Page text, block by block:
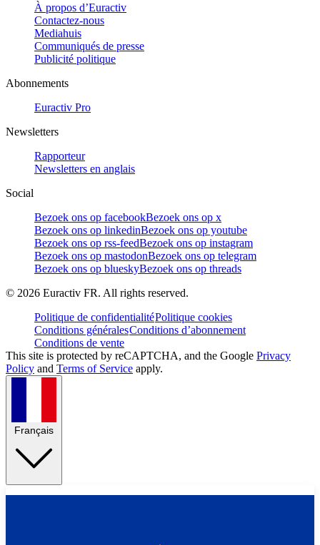
À propos d’Euractiv
Contactez-nous
Mediahuis
Communiqués de presse
Publicité politique
Abonnements
Euractiv Pro
Newsletters
Rapporteur
Newsletters en anglais
Social
Bezoek ons op facebookBezoek ons op x
Bezoek ons op linkedinBezoek ons op youtube
Bezoek ons op rss-feedBezoek ons op instagram
Bezoek ons op mastodonBezoek ons op telegram
Bezoek ons op blueskyBezoek ons op threads
© 2026 Euractiv FR. All rights reserved.
Politique de confidentialitéPolitique cookies
Conditions généralesConditions d’abonnement
Conditions de vente
This site is protected by reCAPTCHA, and the Google Privacy
Policy and Terms of Service apply.
Français